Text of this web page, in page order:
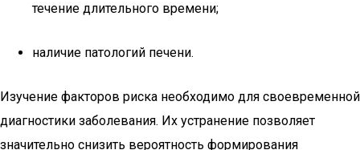
течение длительного времени;
наличие патологий печени.
Изучение факторов риска необходимо для своевременной
диагностики заболевания. Их устранение позволяет
значительно снизить вероятность формирования